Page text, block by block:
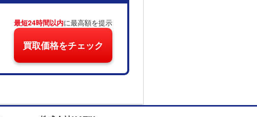
最短24時間以内に最高額を提示
買取価格をチェック